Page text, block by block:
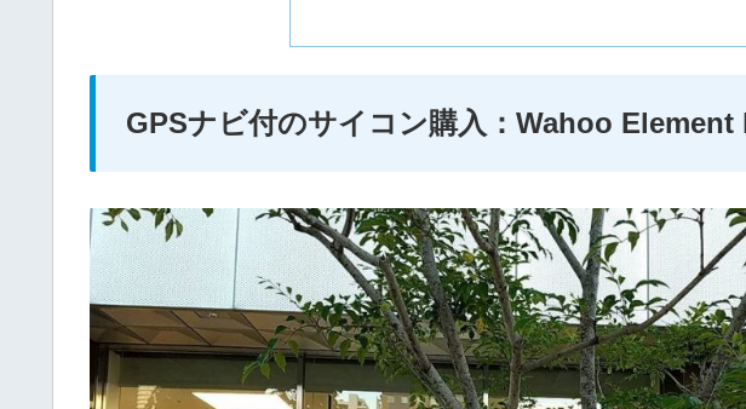
GPSナビ付のサイコン購入：Wahoo